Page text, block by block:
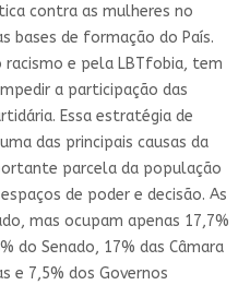
contra as mulheres no
bases de formação do País.
e pela LBTfobia, tem
a participação das
Essa estratégia de
das principais causas da
parcela da população
de poder e decisão. As
mas ocupam apenas 17,7%
do Senado, 17% das Câmara
e 7,5% dos Governos